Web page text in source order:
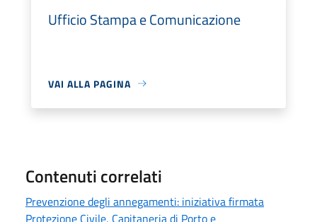
Ufficio Stampa e Comunicazione
VAI ALLA PAGINA
Contenuti correlati
Prevenzione degli annegamenti: iniziativa firmata
Protezione Civile, Capitaneria di Porto e